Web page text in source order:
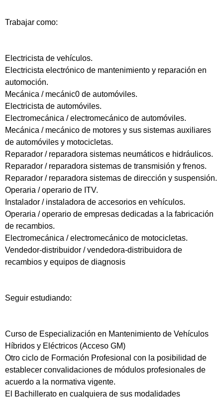
Trabajar como:
Electricista de vehículos.
Electricista electrónico de mantenimiento y reparación en
automoción.
Mecánica / mecánic0 de automóviles.
Electricista de automóviles.
Electromecánica / electromecánico de automóviles.
Mecánica / mecánico de motores y sus sistemas auxiliares
de automóviles y motocicletas.
Reparador / reparadora sistemas neumáticos e hidráulicos.
Reparador / reparadora sistemas de transmisión y frenos.
Reparador / reparadora sistemas de dirección y suspensión.
Operaria / operario de ITV.
Instalador / instaladora de accesorios en vehículos.
Operaria / operario de empresas dedicadas a la fabricación
de recambios.
Electromecánica / electromecánico de motocicletas.
Vendedor-distribuidor / vendedora-distribuidora de
recambios y equipos de diagnosis
Seguir estudiando:
Curso de Especialización en Mantenimiento de Vehículos
Híbridos y Eléctricos (Acceso GM)
Otro ciclo de Formación Profesional con la posibilidad de
establecer convalidaciones de módulos profesionales de
acuerdo a la normativa vigente.
El Bachillerato en cualquiera de sus modalidades